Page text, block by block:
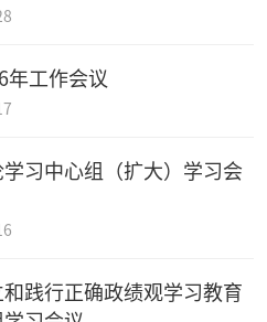
年工作会议
习中心组（扩大）学习会
践行正确政绩观学习教育